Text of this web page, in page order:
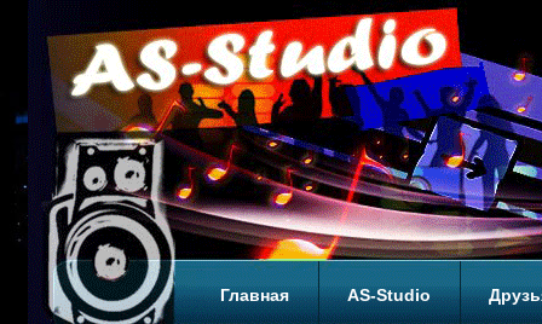
Главная AS-Studio